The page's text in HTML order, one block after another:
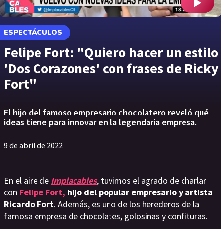
ESPECTÁCULOS
Felipe Fort: "Quiero hacer un estilo
'Dos Corazones' con frases de Ricky
Fort"
El hijo del famoso empresario chocolatero reveló qué
ideas tiene para innovar en la legendaria empresa.
9 de abril de 2022
En el aire de Implacables, tuvimos el agrado de charlar
con Felipe Fort, hijo del popular empresario y artista
Ricardo Fort. Además, es uno de los herederos de la
famosa empresa de chocolates, golosinas y confituras.